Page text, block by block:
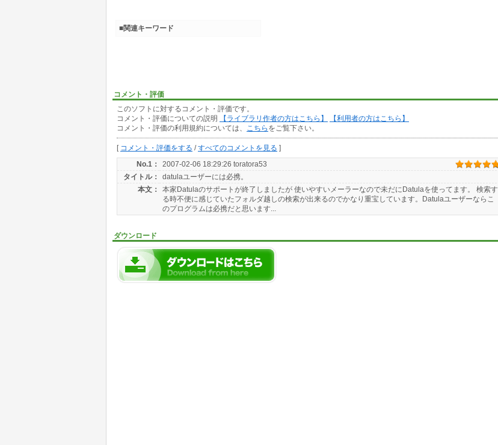
コメント・評価
このソフトに対するコメント・評価です。
コメント・評価についての説明
【ライブラリ作者の方はこちら】
【利用者の方はこちら】
コメント・評価の利用規約については、
こちら をご覧下さい。
[ コメント・評価をする /すべてのコメントを見る ]
No.1：
2007-02-06 18:29:26 toratora53
タイトル：
datulaユーザーには必携。
本文：
本家Datulaのサポートが終了しましたが 使いやすいメーラーなので未だにDatulaを使ってます。 検索す
る時不便に感じていたフォルダ越しの検索が出来るのでかなり重宝しています。Datulaユーザーならこ
のプログラムは必携だと思います...
ダウンロード
■関連キーワード